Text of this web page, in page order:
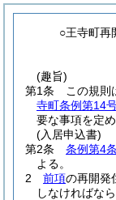
○王寺町再
(趣旨)
第1条
この規則
寺町条例第14
要な事項を定
(入居申込書)
第2条
条例第4条
よる。
2
前項の再開発
しなければなら